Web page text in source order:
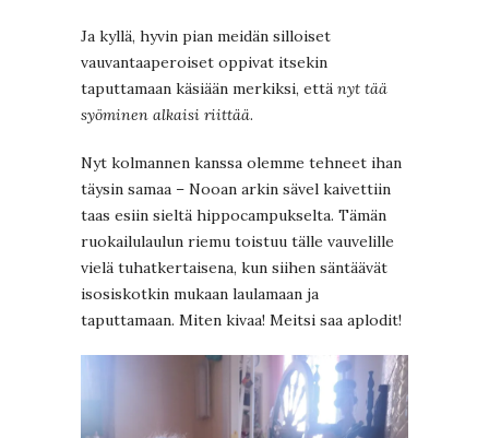
Ja kyllä, hyvin pian meidän silloiset
vauvantaaperoiset oppivat itsekin
taputtamaan käsiään merkiksi, että nyt tää
syöminen alkaisi riittää.
Nyt kolmannen kanssa olemme tehneet ihan
täysin samaa – Nooan arkin sävel kaivettiin
taas esiin sieltä hippocampukselta. Tämän
ruokailulaulun riemu toistuu tälle vauvelille
vielä tuhatkertaisena, kun siihen säntäävät
isosiskotkin mukaan laulamaan ja
taputtamaan. Miten kivaa! Meitsi saa aplodit!